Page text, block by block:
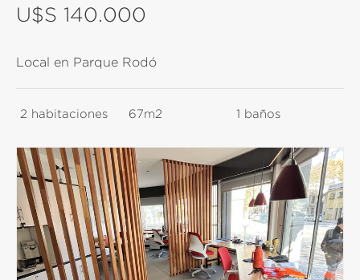
U$S 140.000
Local en Parque Rodó
2 habitaciones 67m2 1 baños